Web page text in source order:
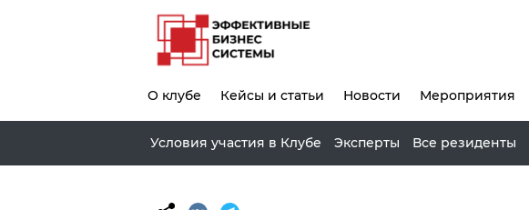
О клубе Кейсы и статьи Новости Мероприятия
Условия участия в Клубе Эксперты Все резиденты